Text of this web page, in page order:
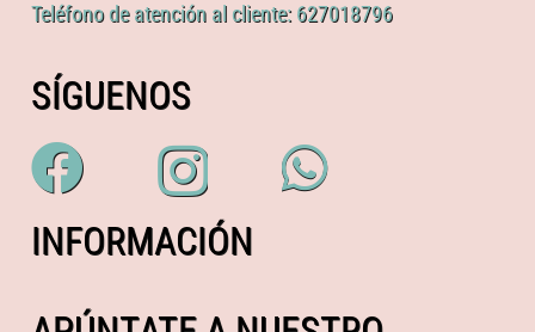
Teléfono de atención al cliente: 627018796
SÍGUENOS
INFORMACIÓN